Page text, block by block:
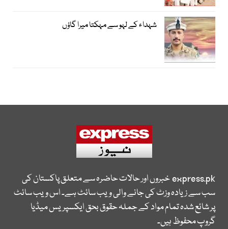
شہداء کے لہو سے مہکتا میرا گاؤں
express.pkخبروں اور حالات حاضرہ سے متعلق پاکستان کی
سب سے زیادہ وزٹ کی جانے والی ویب سائٹ ہے۔ اس ویب سائٹ
پر شائع شدہ تمام مواد کے جملہ حقوق بحق ایکسپریس میڈیا
گروپ محفوظ ہیں۔